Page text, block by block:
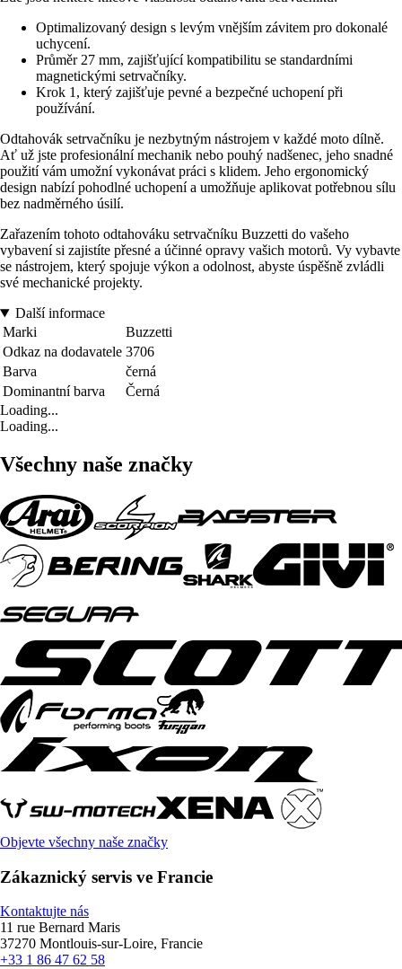
Optimalizovaný design s levým vnějším závitem pro dokonalé
uchycení.
Průměr 27 mm, zajišťující kompatibilitu se standardními
magnetickými setrvačníky.
Krok 1, který zajišťuje pevné a bezpečné uchopení při
používání.
Odtahovák setrvačníku je nezbytným nástrojem v každé moto dílně.
Ať už jste profesionální mechanik nebo pouhý nadšenec, jeho snadné
použití vám umožní vykonávat práci s klidem. Jeho ergonomický
design nabízí pohodlné uchopení a umožňuje aplikovat potřebnou sílu
bez nadměrného úsilí.
Zařazením tohoto odtahováku setrvačníku Buzzetti do vašeho
vybavení si zajistíte přesné a účinné opravy vašich motorů. Vy vybavte
se nástrojem, který spojuje výkon a odolnost, abyste úspěšně zvládli
své mechanické projekty.
Další informace
Marki
Buzzetti
Odkaz na dodavatele 3706
Barva
černá
Dominantní barva
Černá
Loading...
Loading...
Všechny naše značky
Objevte všechny naše značky
Zákaznický servis ve Francie
Kontaktujte nás
11 rue Bernard Maris
37270 Montlouis-sur-Loire, Francie
+33 1 86 47 62 58